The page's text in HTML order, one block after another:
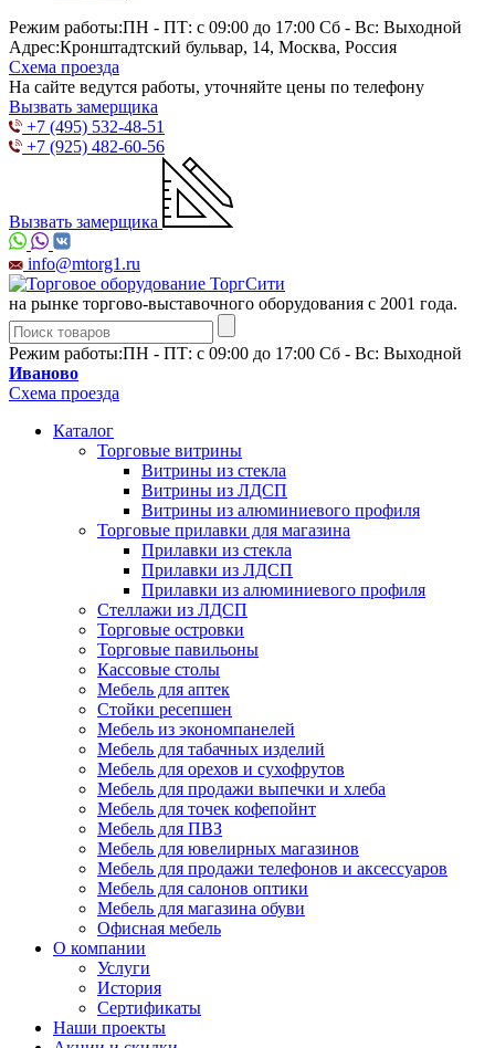
Режим работы:ПН - ПТ: с 09:00 до 17:00 Сб - Вс: Выходной
Адрес:Кронштадтский бульвар, 14, Москва, Россия
Схема проезда
На сайте ведутся работы, уточняйте цены по телефону
Вызвать замерщика
+7 (495) 532-48-51
+7 (925) 482-60-56
Вызвать замерщика
info@mtorg1.ru
на рынке торгово-выставочного оборудования с 2001 года.
Режим работы:ПН - ПТ: с 09:00 до 17:00 Сб - Вс: Выходной
Иваново
Схема проезда
Каталог
Торговые витрины
Витрины из cтекла
Витрины из ЛДСП
Витрины из алюминиевого профиля
Торговые прилавки для магазина
Прилавки из стекла
Прилавки из ЛДСП
Прилавки из алюминиевого профиля
Стеллажи из ЛДСП
Торговые островки
Торговые павильоны
Кассовые столы
Мебель для аптек
Стойки ресепшен
Мебель из экономпанелей
Мебель для табачных изделий
Мебель для орехов и сухофрутов
Мебель для продажи выпечки и хлеба
Мебель для точек кофепойнт
Мебель для ПВЗ
Мебель для ювелирных магазинов
Мебель для продажи телефонов и аксессуаров
Мебель для салонов оптики
Мебель для магазина обуви
Офисная мебель
О компании
Услуги
История
Сертификаты
Наши проекты